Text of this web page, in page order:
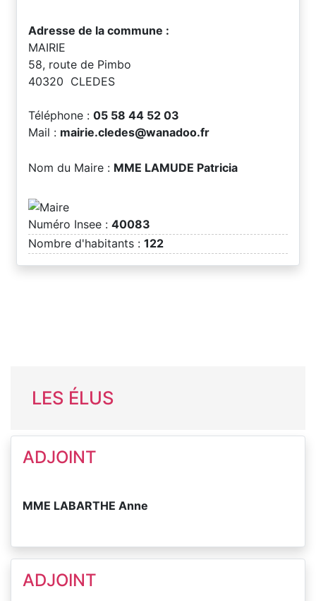
Adresse de la commune :
MAIRIE
58, route de Pimbo
40320 CLEDES
Téléphone : 05 58 44 52 03
Mail : mairie.cledes@wanadoo.fr
Nom du Maire : MME LAMUDE Patricia
Numéro Insee : 40083
Nombre d'habitants : 122
LES ÉLUS
ADJOINT
MME LABARTHE Anne
ADJOINT